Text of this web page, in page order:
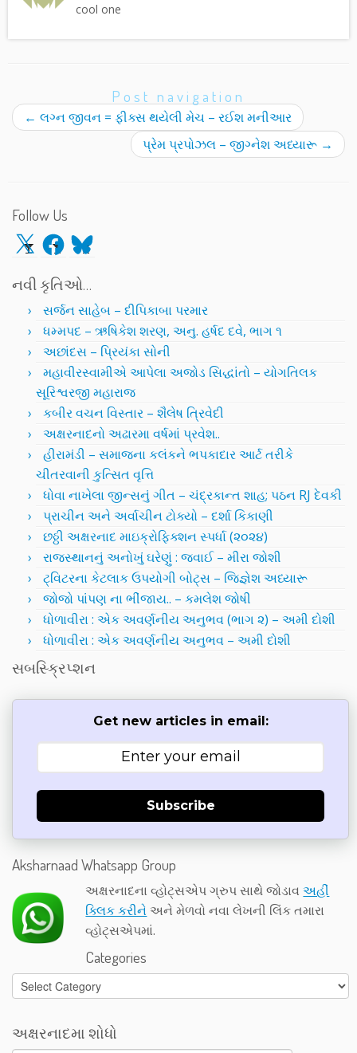
cool one
Post navigation
← લગ્ન જીવન = ફીક્સ થયેલી મેચ – રઈશ મનીઆર
પ્રેમ પ્રપોઝલ – જીગ્નેશ અધ્યારૂ →
Follow Us
X Facebook
Bluesky
નવી કૃતિઓ…
સર્જન સાહેબ – દીપિકાબા પરમાર
ધમ્મપદ – ઋષિકેશ શરણ, અનુ. હર્ષદ દવે, ભાગ ૧
અછાંદસ – પ્રિયંકા સોની
મહાવીરસ્વામીએ આપેલા અજોડ સિદ્ધાંતો – યોગતિલક
સૂરિશ્વરજી મહારાજ
કબીર વચન વિસ્તાર – શૈલેષ ત્રિવેદી
અક્ષરનાદનો અઢારમા વર્ષમાં પ્રવેશ..
હીરામંડી – સમાજના કલંકને ભપકાદાર આર્ટ તરીકે
ચીતરવાની કુત્સિત વૃત્તિ
ધોવા નાખેલા જીન્સનું ગીત – ચંદ્રકાન્ત શાહ; પઠન RJ દેવકી
પ્રાચીન અને અર્વાચીન ટોક્યો – દર્શા કિકાણી
છઠ્ઠી અક્ષરનાદ માઇક્રોફિક્શન સ્પર્ધા (૨૦૨૪)
રાજસ્થાનનું અનોખું ઘરેણું : જવાઈ – મીરા જોશી
ટ્વિટરના કેટલાક ઉપયોગી બોટ્સ – જિજ્ઞેશ અધ્યારૂ
જોજો પાંપણ ના ભીંજાય.. – કમલેશ જોષી
ધોળાવીરા : એક અવર્ણનીય અનુભવ (ભાગ ૨) – અમી દોશી
ધોળાવીરા : એક અવર્ણનીય અનુભવ – અમી દોશી
સબસ્ક્રિપ્શન
Get new articles in email:
Subscribe
Aksharnaad Whatsapp Group
અક્ષરનાદના વ્હોટ્સએપ ગ્રુપ સાથે જોડાવઅહીં
ક્લિક કરીને અને મેળવો નવા લેખની લિંક તમારા
વ્હોટ્સએપમાં.
Categories
Categories
અક્ષરનાદમા શોધો